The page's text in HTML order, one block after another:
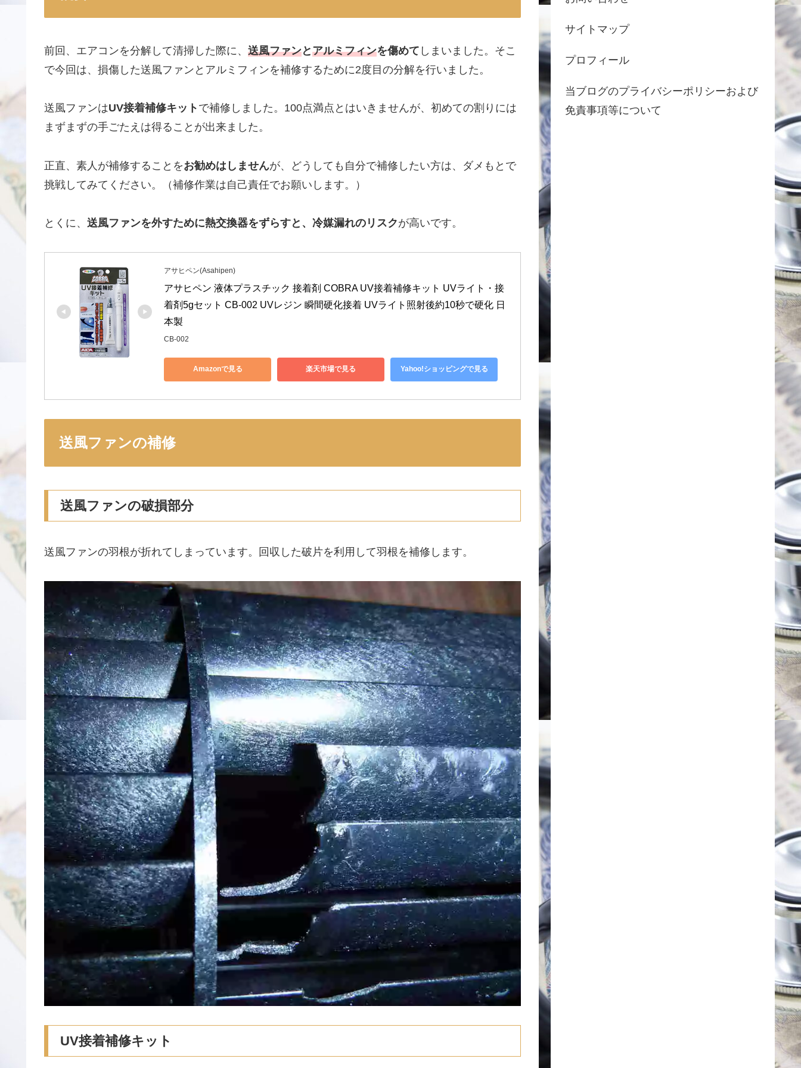
前回、エアコンを分解して清掃した際に、 送風ファンとアルミフィンを傷めて しまいました。そこ
で今回は、損傷した送風ファンとアルミフィンを補修するために2度目の分解を行いました。
送風ファンはUV接着補修キット で補修しました。100点満点とはいきませんが、初めての割りには
まずまずの手ごたえは得ることが出来ました。
正直、素人が補修することをお勧めはしませんが、どうしても自分で補修したい方は、ダメもとで
挑戦してみてください。（補修作業は自己責任でお願いします。）
とくに、 送風ファンを外すために熱交換器をずらすと、冷媒漏れのリスクが高いです。
アサヒペン(Asahipen)
アサヒペン 液体プラスチック 接着剤 COBRA UV接着補修キット UVライト・接
着剤5gセット CB-002 UVレジン 瞬間硬化接着 UVライト照射後約10秒で硬化 日
本製
CB-002
Amazonで見る 楽天市場で見る Yahoo!ショッピングで見る
送風ファンの補修
送風ファンの破損部分
送風ファンの羽根が折れてしまっています。回収した破片を利用して羽根を補修します。
UV接着補修キット
サイトマップ
プロフィール
当ブログのプライバシーポリシーおよび
免責事項等について